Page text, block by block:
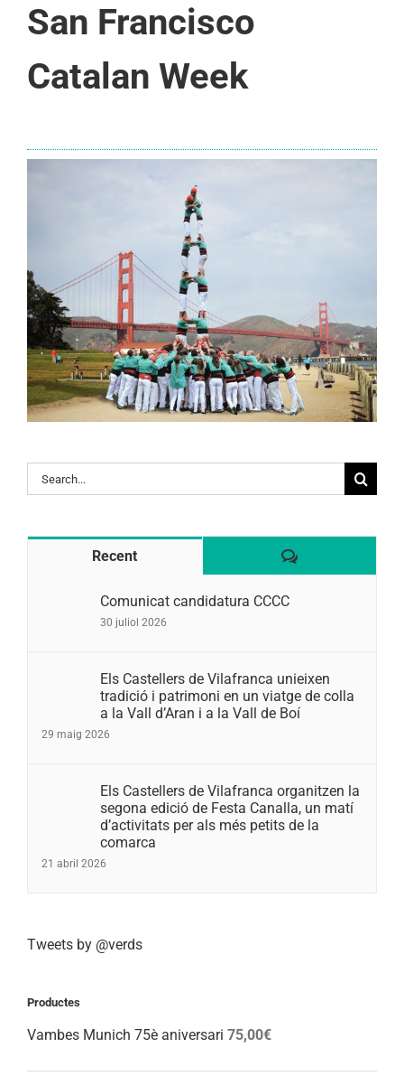
San Francisco
Catalan Week
Search
for:
Recent Comentaris
Comunicat candidatura CCCC
30 juliol 2026
Els Castellers de Vilafranca unieixen
tradició i patrimoni en un viatge de colla
a la Vall d’Aran i a la Vall de Boí
29 maig 2026
Els Castellers de Vilafranca organitzen la
segona edició de Festa Canalla, un matí
d’activitats per als més petits de la
comarca
21 abril 2026
Tweets by @verds
Productes
Vambes Munich 75è aniversari 75,00€